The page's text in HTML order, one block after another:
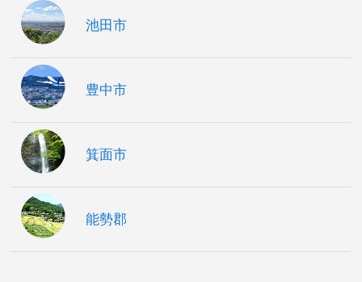
池田市
豊中市
箕面市
能勢郡